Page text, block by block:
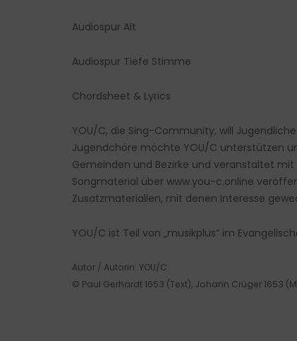
Audiospur Alt
Audiospur Tiefe Stimme
Chordsheet & Lyrics
YOU/C, die Sing-Community, will
Jugendchöre möchte YOU/C unterstützen
Gemeinden und Bezirke und veranstaltet
Songmaterial über www.you-c.online
Zusatzmaterialien, mit denen Interesse
YOU/C ist Teil von „musikplus“ im
Autor / Autorin: YOU/C
© Paul Gerhardt 1653 (Text), Johann Crüger 1653